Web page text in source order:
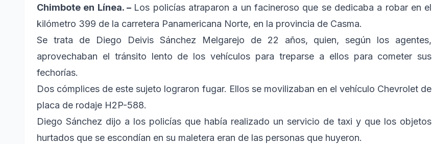
Chimbote en Línea. – Los policías atraparon a un facineroso que se dedicaba a robar en el
kilómetro 399 de la carretera Panamericana Norte, en la provincia de Casma.
Se trata de Diego Deivis Sánchez Melgarejo de 22 años, quien, según los agentes,
aprovechaban el tránsito lento de los vehículos para treparse a ellos para cometer sus
fechorías.
Dos cómplices de este sujeto lograron fugar. Ellos se movilizaban en el vehículo Chevrolet de
placa de rodaje H2P-588.
Diego Sánchez dijo a los policías que había realizado un servicio de taxi y que los objetos
hurtados que se escondían en su maletera eran de las personas que huyeron.